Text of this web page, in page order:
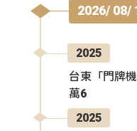
2026/ 08/
2025
台東「門牌
萬6
2025